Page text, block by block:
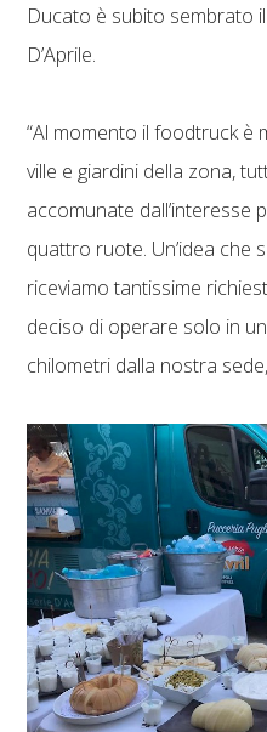
Ducato è subito sembrato
D’Aprile.
“Al momento il foodtruck è
ville e giardini della zona,
accomunate dall’interesse
quattro ruote. Un’idea che
riceviamo tantissime
deciso di operare solo in
chilometri dalla nostra